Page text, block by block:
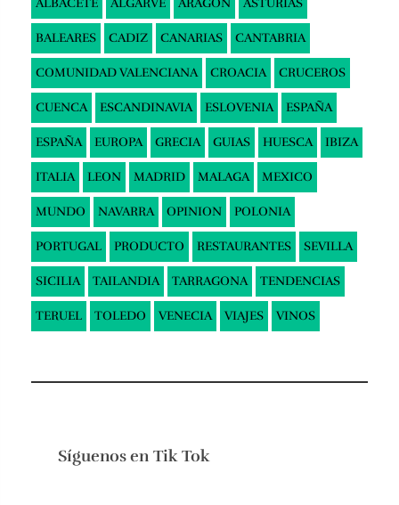
ALBACETE ALGARVE ARAGON ASTURIAS
BALEARES CADIZ CANARIAS CANTABRIA
COMUNIDAD VALENCIANA CROACIA CRUCEROS
CUENCA ESCANDINAVIA ESLOVENIA ESPAÑA
ESPAÑA EUROPA GRECIA GUIAS HUESCA IBIZA
ITALIA LEON MADRID MALAGA MEXICO
MUNDO NAVARRA OPINION POLONIA
PORTUGAL PRODUCTO RESTAURANTES SEVILLA
SICILIA TAILANDIA TARRAGONA TENDENCIAS
TERUEL TOLEDO VENECIA VIAJES VINOS
Síguenos en Tik Tok